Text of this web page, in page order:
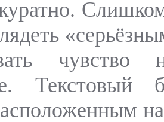
чувство
Текстовый